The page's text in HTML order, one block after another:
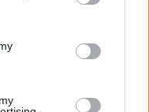
fare